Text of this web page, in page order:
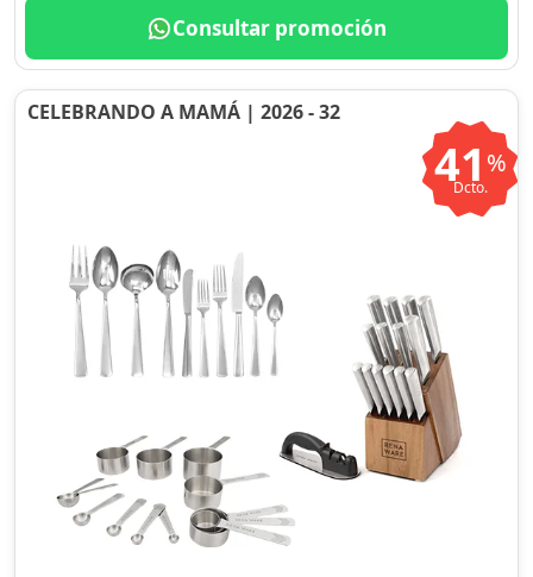
Consultar promoción
CELEBRANDO A MAMÁ | 2026 - 32
41 %
Dcto.